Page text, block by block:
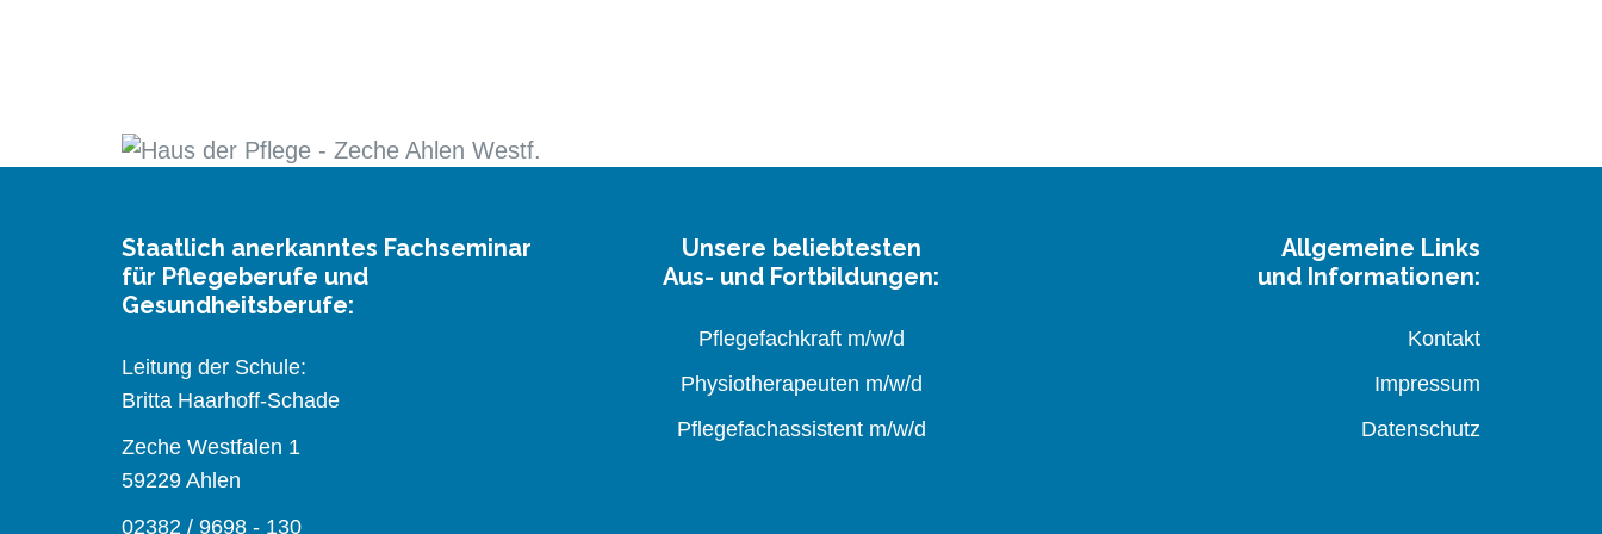
Staatlich anerkanntes Fachseminar
für Pflegeberufe und
Gesundheitsberufe:
Leitung der Schule:
Britta Haarhoff-Schade
Zeche Westfalen 1
59229 Ahlen
02382 / 9698 - 130
Unsere beliebtesten
Aus- und Fortbildungen:
Pflegefachkraft m/w/d
Physiotherapeuten m/w/d
Pflegefachassistent m/w/d
Allgemeine Links
und Informationen:
Kontakt
Impressum
Datenschutz